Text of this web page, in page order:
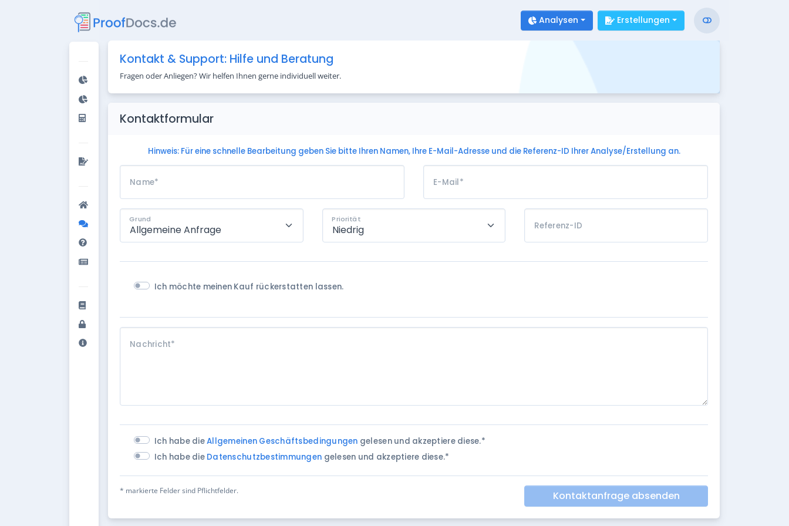
Analysen Erstellungen
Kontakt & Support: Hilfe und Beratung
Fragen oder Anliegen? Wir helfen Ihnen gerne individuell weiter.
Kontaktformular
Hinweis: Für eine schnelle Bearbeitung geben Sie bitte Ihren Namen, Ihre E-Mail-Adresse und die Referenz-ID Ihrer Analyse/Erstellung an.
Name* E-Mail*
Grund Priorität
Referenz-ID
Ich möchte meinen Kauf rückerstatten lassen.
Nachricht*
Ich habe dieAllgemeinen Geschäftsbedingungen gelesen und akzeptiere diese.*
Ich habe die Datenschutzbestimmungen gelesen und akzeptiere diese.*
* markierte Felder sind Pflichtfelder.